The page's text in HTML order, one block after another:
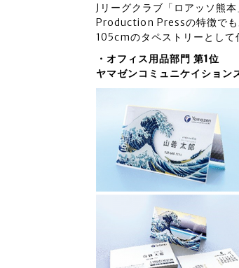
Jリーグクラブ「ロアッソ熊
Production Pressの特徴でも
105cmのタペストリーとして
・オフィス用品部門 第1位
ヤマゼンコミュニケイション